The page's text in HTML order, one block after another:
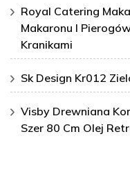
Royal Catering
Makaronu I
Kranikami
Sk Design Kr012
Visby Drewniana
Szer 80 Cm Olej